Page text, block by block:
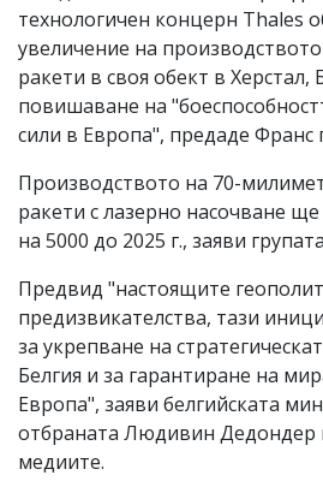
технологичен концерн Thales
увеличение на
ракети в своя обект в Херстал,
повишаване на
сили в Европа", предаде Франс
Производството на 70-
ракети с лазерно насочване
на 5000 до 2025 г., заяви
Предвид "настоящите
предизвикателства, тази
за укрепване на
Белгия и за гарантиране на
Европа", заяви белгийската
отбраната Людивин Дедондер
медиите.